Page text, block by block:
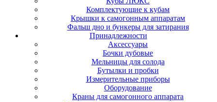
Комплектующие к кубам
Крышки к самогонным аппаратам
Фальш дно и бункеры для затирания
Принадлежности
Аксессуары
Бочки дубовые
Мельницы для солода
Бутылки и пробки
Измерительные приборы
Оборудование
Краны для самогонного аппарата